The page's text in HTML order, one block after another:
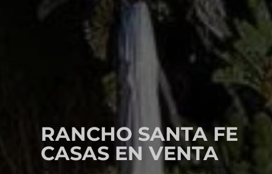
RANCHO SANTA FE
CASAS EN VENTA